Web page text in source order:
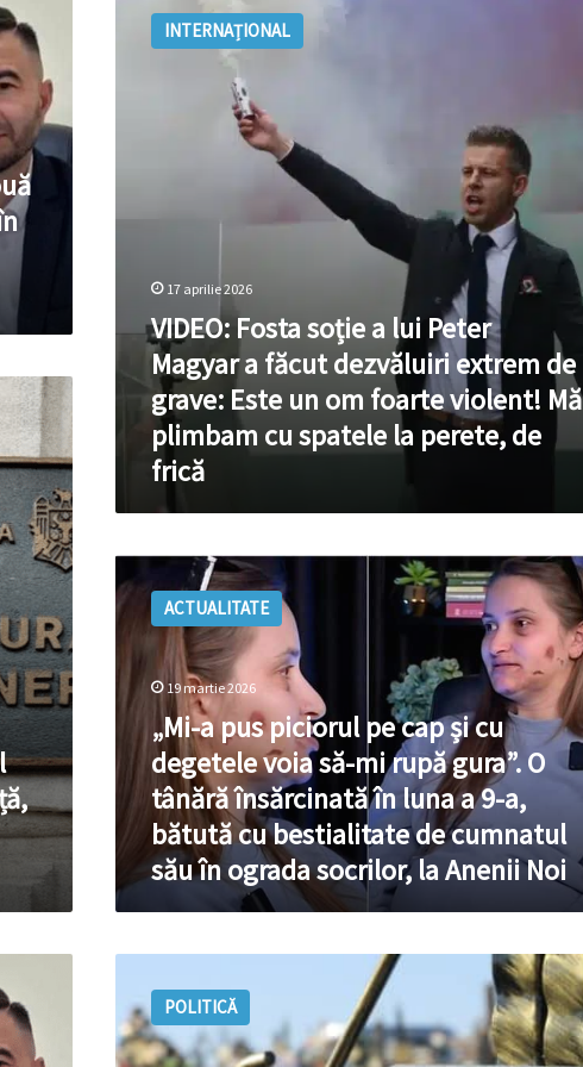
Fosta
dezvăluiri
grave:
un
foarte
violent!
plimbam
spatele
perete,
de
frică
INTERNAȚIONAL
17 aprilie 2026
VIDEO: Fosta soție a lui Peter
Magyar a făcut dezvăluiri extrem de
grave: Este un om foarte violent! Mă
plimbam cu spatele la perete, de
frică
a
pus
piciorul
cap
degetele
rupă
gura”.
O
luna
a
ACTUALITATE
19 martie 2026
„Mi-a pus piciorul pe cap și cu
degetele voia să-mi rupă gura”. O
tânără însărcinată în luna a 9-a,
bătută cu bestialitate de cumnatul
său în ograda socrilor, la Anenii Noi
deputat
sesizează
Procuratura:
POLITICĂ